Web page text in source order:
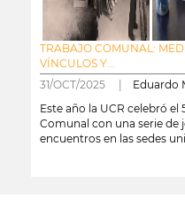
TRABAJO COMUNAL:
VÍNCULOS Y...
31/OCT/2025 | Eduardo
Este año la UCR celebró
Comunal con una serie de
encuentros en las sedes